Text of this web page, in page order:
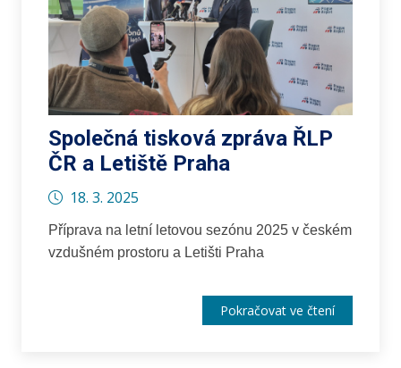
Společná tisková zpráva ŘLP
ČR a Letiště Praha
18. 3. 2025
Příprava na letní letovou sezónu 2025 v českém
vzdušném prostoru a Letišti Praha
Pokračovat ve čtení